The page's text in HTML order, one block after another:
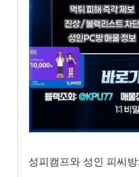
성피캠프와 성인 피씨